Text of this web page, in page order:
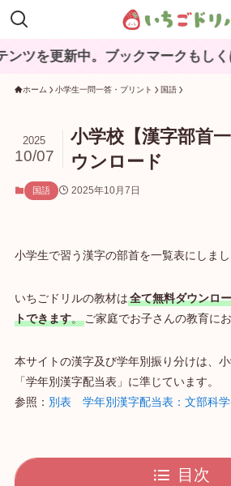
。ブックマークもしくは『いちご
ホーム 小学生一問一答・プリント 国語
小学校【漢字部首
ウンロード
2025
10/07
国語 2025年10月7日
小学生で習う漢字の部首を一覧表にしまし
いちごドリルの教材は全て無料ダウンロ
トできます。ご家庭でお子さんの教育に
本サイトの漢字及び学年別振り分けは、
「学年別漢字配当表」に準じています。
参照： 別表 学年別漢字配当表：文部科
目次